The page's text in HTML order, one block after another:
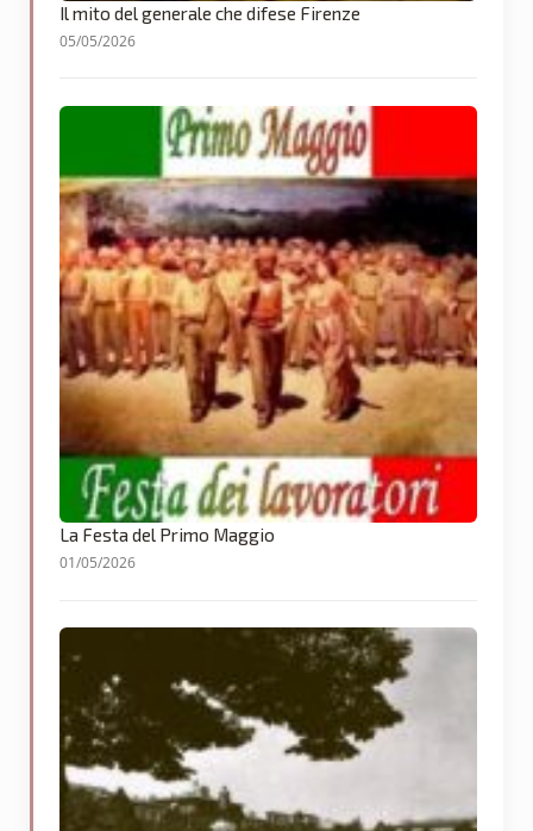
Il mito del generale che difese Firenze
05/05/2026
La Festa del Primo Maggio
01/05/2026